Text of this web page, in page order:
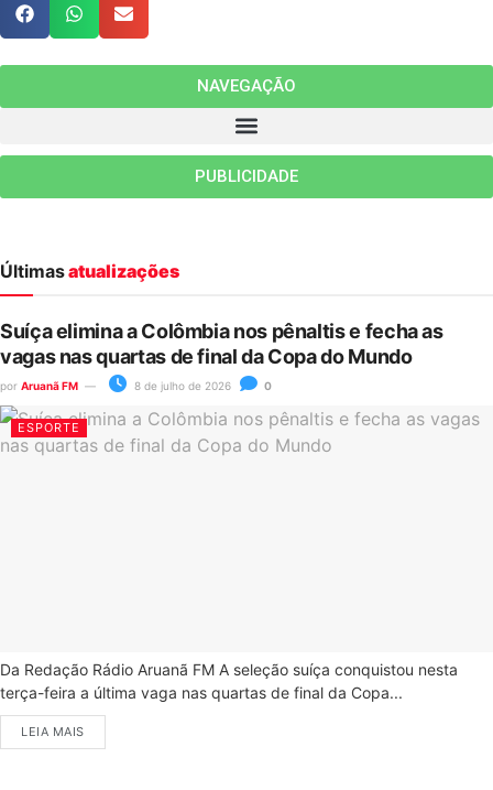
NAVEGAÇÃO
PUBLICIDADE
Últimasatualizações
Suíça elimina a Colômbia nos pênaltis e fecha as
vagas nas quartas de final da Copa do Mundo
por Aruanã FM 8 de julho de 2026 0
ESPORTE
Da Redação Rádio Aruanã FM A seleção suíça conquistou nesta
terça-feira a última vaga nas quartas de final da Copa...
LEIA MAIS